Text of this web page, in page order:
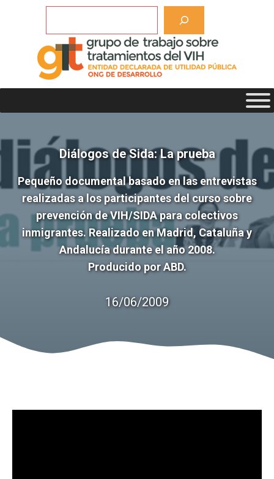
Diálogos de Sida: La prueba
Pequeño documental basado en las entrevistas
realizadas a los participantes del curso sobre
prevención de VIH/SIDA para colectivos
inmigrantes. Realizado en Madrid, Cataluña y
Andalucía durante el año 2008.
Producido por ABD.
16/06/2009